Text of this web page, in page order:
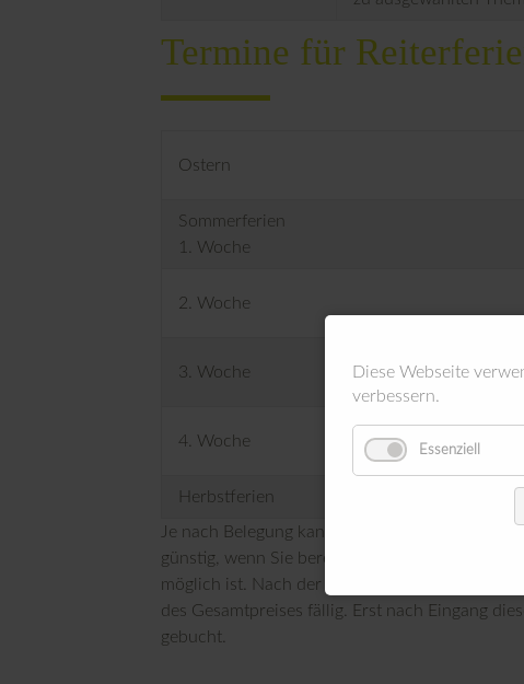
Termine für
Ostern
Sommerferien
1. Woche
2. Woche
3. Woche
4. Woche
Herbstferien
Je nach Belegung kann es sich als notwendig
günstig, wenn Sie bereits bei der Buchung
möglich ist. Nach der Online-Buchung senden
des Gesamtpreises fällig. Erst nach Eingang
gebucht.
Diese Webseite
verbessern.
Essenziell